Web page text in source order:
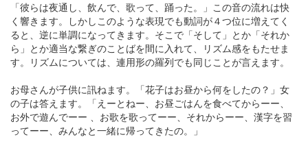
「彼らは夜通し、飲んで、歌って、踊った。」この音の流れは快
く響きます。しかしこのような表現でも動詞が４つ位に増えてく
ると、逆に単調になってきます。そこで「そして」とか「それか
ら」とか適当な繋ぎのことばを間に入れて、リズム感をもたせま
す。リズムについては、連用形の羅列でも同じことが言えます。
お母さんが子供に訊ねます。「花子はお昼から何をしたの？」女
の子は答えます。「えーとねー、お昼ごはんを食べてからーー、
お外で遊んでーー 、お歌を歌ってーー、それからーー、漢字を習
ってーー、みんなと一緒に帰ってきたの。」